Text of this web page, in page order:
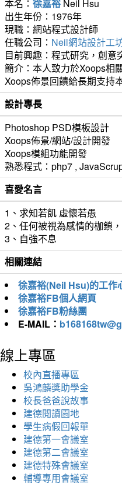
本名： 徐嘉裕 Neil Hsu
出生年份：1976年
現職：網站程式設計師
任職公司： Neil網站設計工
目前興趣：程式研究，創意
簡介：本人致力於Xoops相
Xoops佈景回饋給長期支持
設計專長
Photoshop PSD模板設計
Xoops佈景/網站/設計開發
Xoops模組功能開發
熟悉程式：php7 ,
喜愛名言
1、求知若飢 虛懷若愚
2、任何被視為感情的枷鎖
3、自強不息
相關連結
徐嘉裕(Neil Hsu)的工作
徐嘉裕FB個人網頁
徐嘉裕FB粉絲團
E-MAIL：
線上專區
校內直播專區
吳鴻麟獎助學金
校長爸爸說故事
建德閱讀園地
學生病假回報單
建德第一會議室
建德第二會議室
建德特殊會議室
輔導專用會議室